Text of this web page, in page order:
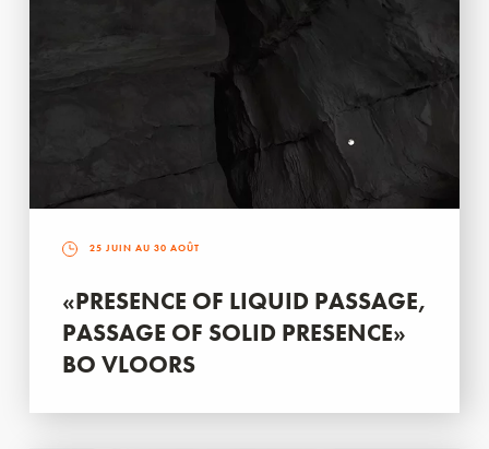
25 JUIN AU 30 AOÛT
«PRESENCE OF LIQUID PASSAGE,
PASSAGE OF SOLID PRESENCE»
BO VLOORS